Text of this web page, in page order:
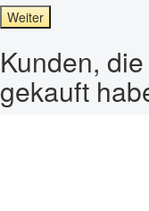
Weiter
Kunden,
gekauft